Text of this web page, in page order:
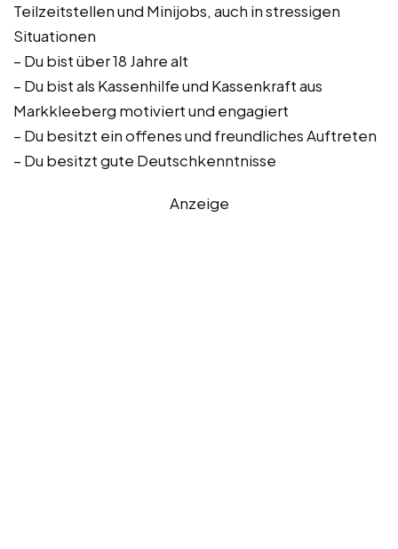
Teilzeitstellen und Minijobs, auch in stressigen
Situationen
– Du bist über 18 Jahre alt
– Du bist als Kassenhilfe und Kassenkraft aus
Markkleeberg motiviert und engagiert
– Du besitzt ein offenes und freundliches Auftreten
– Du besitzt gute Deutschkenntnisse
Anzeige